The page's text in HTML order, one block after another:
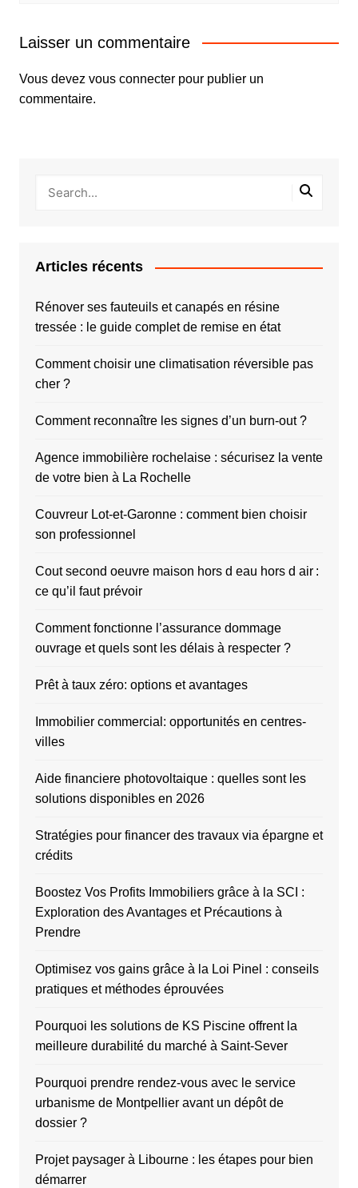
Laisser un commentaire
Vous devez vous connecterpour publier un
commentaire.
Articles récents
Rénover ses fauteuils et canapés en résine
tressée : le guide complet de remise en état
Comment choisir une climatisation réversible pas
cher ?
Comment reconnaître les signes d’un burn-out ?
Agence immobilière rochelaise : sécurisez la vente
de votre bien à La Rochelle
Couvreur Lot-et-Garonne : comment bien choisir
son professionnel
Cout second oeuvre maison hors d eau hors d air :
ce qu’il faut prévoir
Comment fonctionne l’assurance dommage
ouvrage et quels sont les délais à respecter ?
Prêt à taux zéro: options et avantages
Immobilier commercial: opportunités en centres-
villes
Aide financiere photovoltaique : quelles sont les
solutions disponibles en 2026
Stratégies pour financer des travaux via épargne et
crédits
Boostez Vos Profits Immobiliers grâce à la SCI :
Exploration des Avantages et Précautions à
Prendre
Optimisez vos gains grâce à la Loi Pinel : conseils
pratiques et méthodes éprouvées
Pourquoi les solutions de KS Piscine offrent la
meilleure durabilité du marché à Saint-Sever
Pourquoi prendre rendez-vous avec le service
urbanisme de Montpellier avant un dépôt de
dossier ?
Projet paysager à Libourne : les étapes pour bien
démarrer